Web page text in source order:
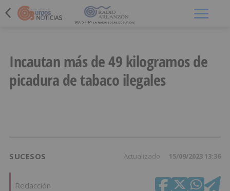
Incautan más de 49 kilogramos de
picadura de tabaco ilegales
SUCESOS Actualizado 15/09/2023 13:36
Redacción